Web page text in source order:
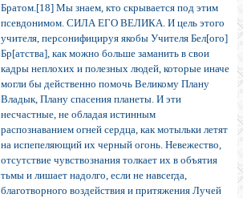
Братом.[18] Мы знаем, кто скрывается под этим
псевдонимом. СИЛА ЕГО ВЕЛИКА. И цель этого
учителя, персонифицируя якобы Учителя Бел[ого]
Бр[атства], как можно больше заманить в свои
кадры неплохих и полезных людей, которые иначе
могли бы действенно помочь Великому Плану
Владык, Плану спасения планеты. И эти
несчастные, не обладая истинным
распознаванием огней сердца, как мотыльки летят
на испепеляющий их черный огонь. Невежество,
отсутствие чувствознания толкает их в объятия
тьмы и лишает надолго, если не навсегда,
благотворного воздействия и притяжения Лучей